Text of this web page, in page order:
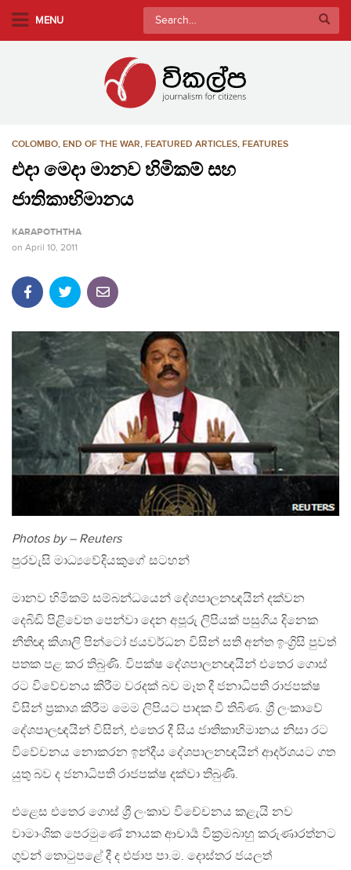
MENU
Search
for:
COLOMBO, END OF THE WAR, FEATURED ARTICLES, FEATURES
එදා මෙදා මානව හිමිකම් සහ
ජාතිකාභිමානය
KARAPOTHTHA
on April 10, 2011
Photos by – Reuters
පුරවැසි මාධ්‍යවේදියකුගේ සටහන්
මානව හිමිකම් සම්බන්ධයෙන් දේශපාලනඥයින් දක්වන
දෙබිඩි පිළිවෙත පෙන්වා දෙන අපූරු ලිපියක් පසුගිය දිනෙක
නීතිඥ කිශාලි පින්ටෝ ජයවර්ධන විසින් සති අන්ත ඉංග්‍රිසි පුවත්
පතක පළ කර තිබුණි. විපක්ෂ දේශපාලනඥයින් එතෙර ගොස්
රට විවේචනය කිරීම වරදක් බව මෑත දී ජනාධිපති රාජපක්ෂ
විසින් ප්‍රකාශ කිරීම මෙම ලිපියට පාදක වී තිබිණ. ශ්‍රී ලංකාවේ
දේශපාලඥයින් විසින්, එතෙර දී සිය ජාතිකාභිමානය නිසා රට
විවේචනය නොකරන ඉන්දීය දේශපාලනඥයින් ආදර්ශයට ගත
යුතු බව ද ජනාධිපති රාජපක්ෂ දක්වා තිබුණි.
එළෙස එතෙර ගොස් ශ්‍රී ලංකාව විචේචනය කළැයි නව
වාමාංශික පෙරමුණේ නායක ආචාර්‍ය වික්‍රමබාහු කරුණාරත්නට
ගුවන් තොටුපළේ දී ද එජාප පා.ම. දොස්තර ජයලත්